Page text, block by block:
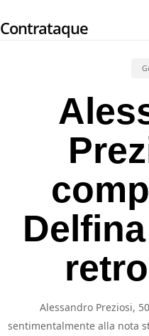
to
Contrataque
Alessandro Preziosi,
sentimentalmente alla nota